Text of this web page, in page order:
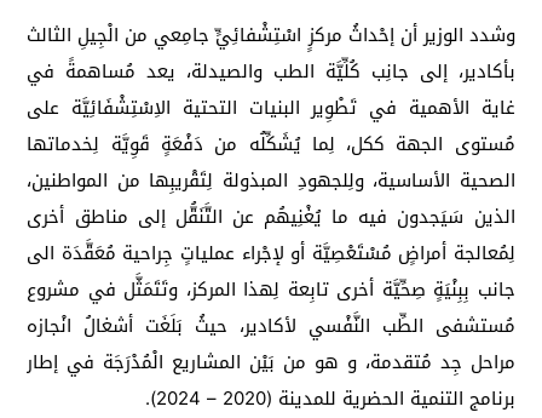
وشدد الوزير أن إحْداثُ مركزٍ اسْتِشْفائِيٍّ جامِعي من الْجِيلِ الثالث
بأكادير، إلى جانِب كُلِّيَّة الطب والصيدلة، يعد مُساهمةً في
غاية الأهمية في تَطْوِير البنيات التحتية الاِسْتِشْفَائِيَّة على
مُستوى الجهة ككل، لِما يُشَكِّلُه من دَفْعَةٍ قَوِيَّة لِخدماتها
الصحية الأساسية، ولِلجهودِ المبذولة لِتَقْريبِها من المواطنين،
الذين سَيَجدون فيه ما يُغْنِيهُم عن التَّنَقُّل إلى مناطق أخرى
لِمُعالجة أمراضٍ مُسْتَعْصِيَّة أو لإجْراء عملياتٍ جِراحية مُعَقَّدَة الى
جانب بِبِنْيَةٍ صِحِّيَّة أخرى تابِعة لِهذا المركز، وتَتَمَثَّل في مشروع
مُستشفى الطِّب النَّفْسي لأكادير، حيثُ بَلَغَت أشغالُ انْجازه
مراحل جِد مُتقدمة، و هو من بَيْن المشاريع الْمُدْرَجَة في إطار
برنامج التنمية الحضرية للمدينة (2020 – 2024).